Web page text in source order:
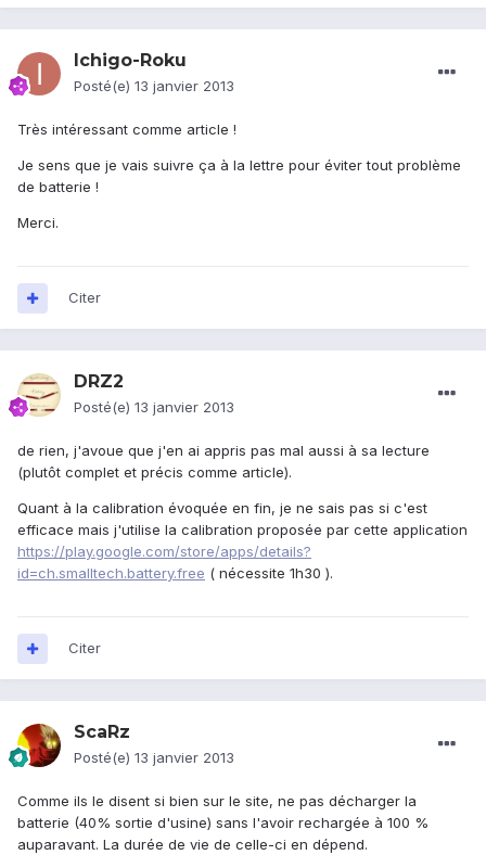
Ichigo-Roku
Posté(e) 13 janvier 2013
Très intéressant comme article !
Je sens que je vais suivre ça à la lettre pour éviter tout problème
de batterie !
Merci.
Citer
DRZ2
Posté(e) 13 janvier 2013
de rien, j'avoue que j'en ai appris pas mal aussi à sa lecture
(plutôt complet et précis comme article).
Quant à la calibration évoquée en fin, je ne sais pas si c'est
efficace mais j'utilise la calibration proposée par cette application
https://play.google.com/store/apps/details?
id=ch.smalltech.battery.free ( nécessite 1h30 ).
Citer
ScaRz
Posté(e) 13 janvier 2013
Comme ils le disent si bien sur le site, ne pas décharger la
batterie (40% sortie d'usine) sans l'avoir rechargée à 100 %
auparavant. La durée de vie de celle-ci en dépend.